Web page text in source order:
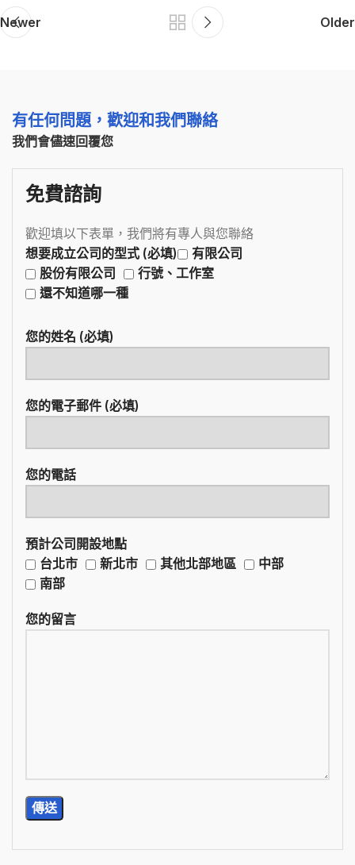
Newer Older
有任何問題，歡迎和我們聯絡
我們會儘速回覆您
免費諮詢
歡迎填以下表單，我們將有專人與您聯絡
想要成立公司的型式 (必填)
有限公司
股份有限公司
行號、工作室
還不知道哪一種
您的姓名 (必填)
您的電子郵件 (必填)
您的電話
預計公司開設地點
台北市
新北市 其他北部地區
中部
南部
您的留言